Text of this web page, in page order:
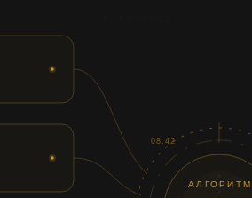
АЛГОРИТМ
08.42